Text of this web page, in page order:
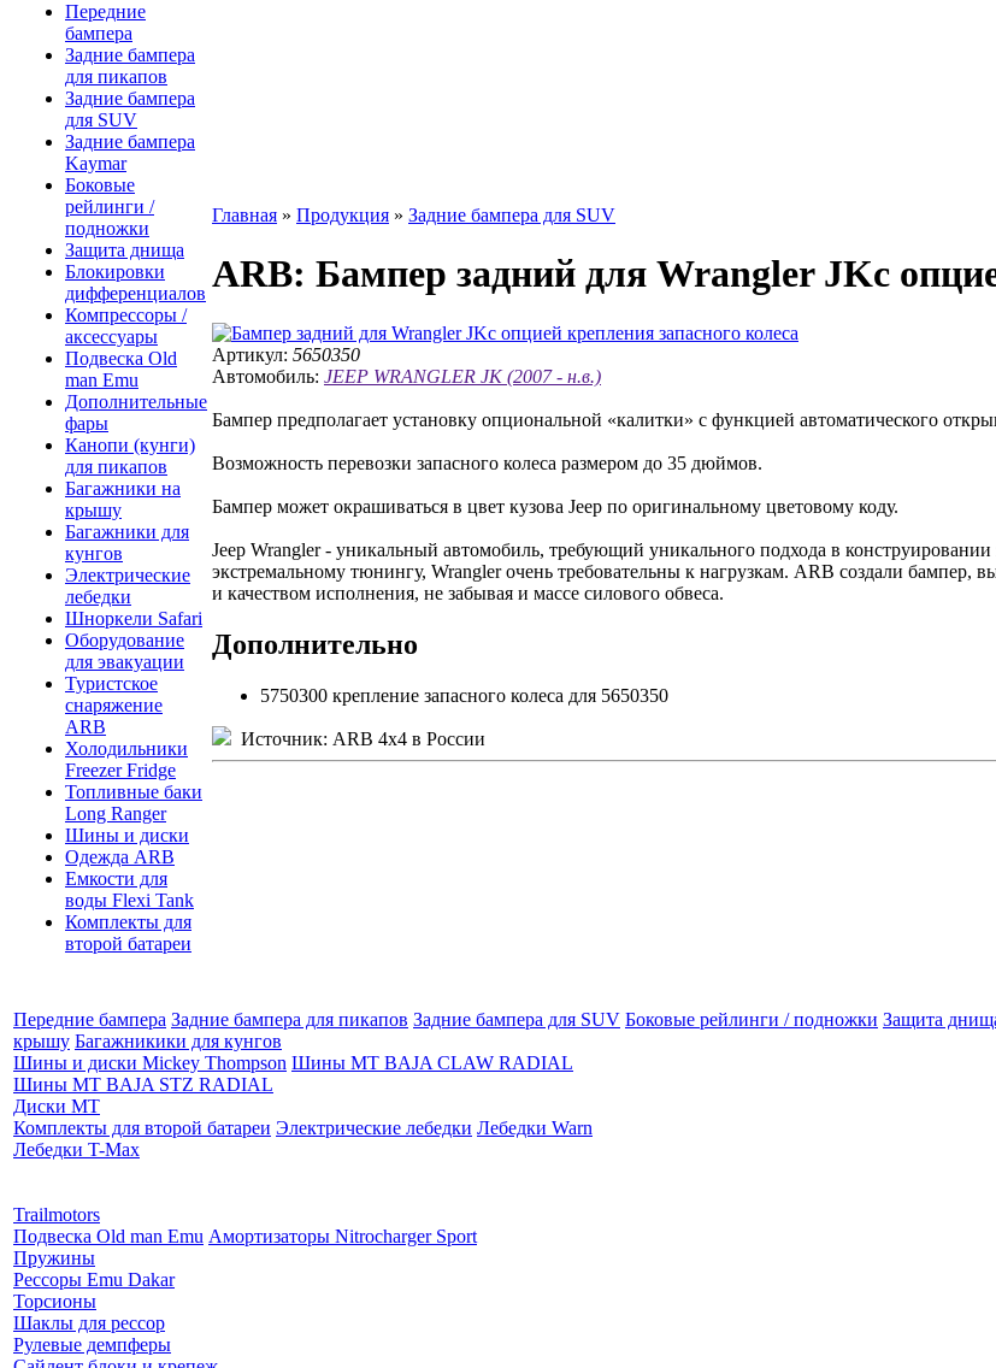
Передние
бампера
Задние бампера
для пикапов
Задние бампера
для SUV
Задние бампера
Kaymar
Боковые
рейлинги /
подножки
Защита днища
Блокировки
дифференциалов
Компрессоры /
аксессуары
Подвеска Old
man Emu
Дополнительные
фары
Канопи (кунги)
для пикапов
Багажники на
крышу
Багажники для
кунгов
Электрические
лебедки
Шноркели Safari
Оборудование
для эвакуации
Туристское
снаряжение
ARB
Холодильники
Freezer Fridge
Топливные баки
Long Ranger
Шины и диски
Одежда ARB
Емкости для
воды Flexi Tank
Комплекты для
второй батареи
Главная » Продукция » Задние бампера для SUV
ARB: Бампер задний для Wrangler JKc
Артикул: 5650350
Автомобиль: JEEP WRANGLER JK (2007 - н.в.)
Бампер предполагает установку опциональной «калитки» с функцией автоматического
Возможность перевозки запасного колеса размером до 35 дюймов.
Бампер может окрашиваться в цвет кузова Jeep по оригинальному цветовому коду.
Jeep Wrangler - уникальный автомобиль, требующий уникального подхода в
экстремальному тюнингу, Wrangler очень требовательны к нагрузкам. ARB создали
и качеством исполнения, не забывая и массе силового обвеса.
Дополнительно
5750300 крепление запасного колеса для 5650350
Источник: ARB 4x4 в России
Передние бампера Задние бампера для пикапов Задние бампера для SUV Боковые рейлинги / подножки Защита
крышу Багажникики для кунгов
Шины и диски Mickey Thompson Шины MT BAJA CLAW RADIAL
Шины MT BAJA STZ RADIAL
Диски MT
Комплекты для второй батареи Электрические лебедки Лебедки Warn
Лебедки T-Max
Trailmotors
Подвеска Old man Emu Амортизаторы Nitrocharger Sport
Пружины
Рессоры Emu Dakar
Торсионы
Шаклы для рессор
Рулевые демпферы